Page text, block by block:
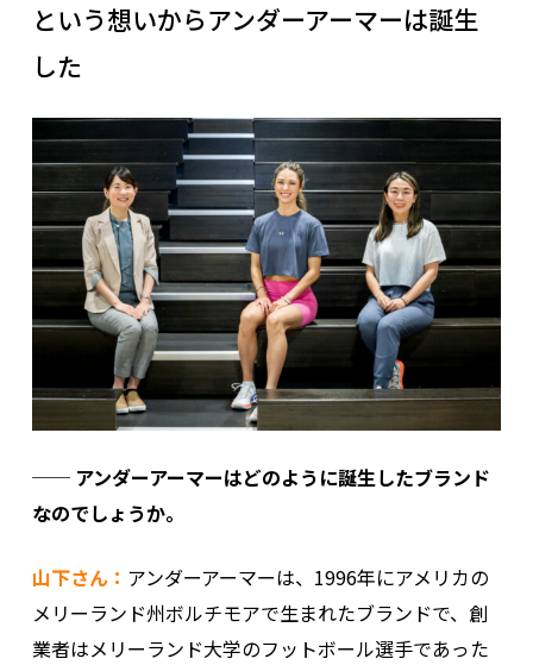
という想いからアンダーアーマーは誕生
した
── アンダーアーマーはどのように誕生したブランド
なのでしょうか。
山下さん： アンダーアーマーは、1996年にアメリカの
メリーランド州ボルチモアで生まれたブランドで、創
業者はメリーランド大学のフットボール選手であった